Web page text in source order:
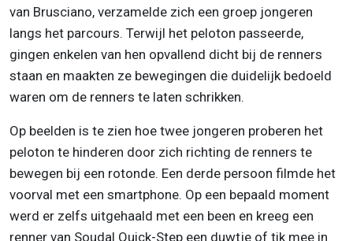
van Brusciano, verzamelde zich een groep jongeren
langs het parcours. Terwijl het peloton passeerde,
gingen enkelen van hen opvallend dicht bij de renners
staan en maakten ze bewegingen die duidelijk bedoeld
waren om de renners te laten schrikken.
Op beelden is te zien hoe twee jongeren proberen het
peloton te hinderen door zich richting de renners te
bewegen bij een rotonde. Een derde persoon filmde het
voorval met een smartphone. Op een bepaald moment
werd er zelfs uitgehaald met een been en kreeg een
renner van Soudal Quick-Step een duwtje of tik mee in